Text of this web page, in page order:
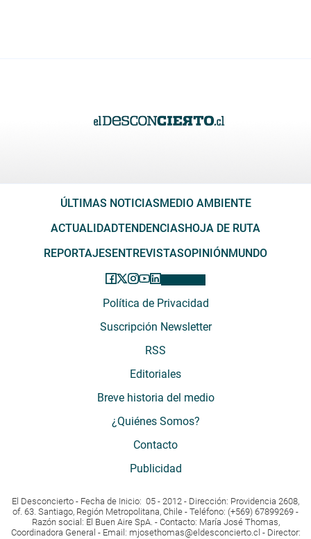
ÚLTIMAS NOTICIASMEDIO AMBIENTE
ACTUALIDADTENDENCIASHOJA DE RUTA
REPORTAJESENTREVISTASOPINIÓNMUNDO
Política de Privacidad
Suscripción Newsletter
RSS
Editoriales
Breve historia del medio
¿Quiénes Somos?
Contacto
Publicidad
El Desconcierto - Fecha de Inicio: 05 - 2012 - Dirección: Providencia 2608,
of. 63. Santiago, Región Metropolitana, Chile - Teléfono: (+569) 67899269 -
Razón social: El Buen Aire SpA. - Contacto: María José Thomas,
Coordinadora General - Email: mjosethomas@eldesconcierto.cl - Director: